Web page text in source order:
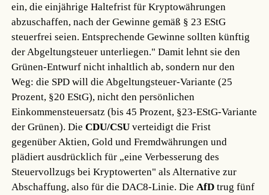
ein, die einjährige Haltefrist für Kryptowährungen
abzuschaffen, nach der Gewinne gemäß § 23 EStG
steuerfrei seien. Entsprechende Gewinne sollten künftig
der Abgeltungsteuer unterliegen." Damit lehnt sie den
Grünen-Entwurf nicht inhaltlich ab, sondern nur den
Weg: die SPD will die Abgeltungsteuer-Variante (25
Prozent, §20 EStG), nicht den persönlichen
Einkommensteuersatz (bis 45 Prozent, §23-EStG-Variante
der Grünen). DieCDU/CSU verteidigt die Frist
gegenüber Aktien, Gold und Fremdwährungen und
plädiert ausdrücklich für „eine Verbesserung des
Steuervollzugs bei Kryptowerten" als Alternative zur
Abschaffung, also für die DAC8-Linie. Die AfD trug fünf